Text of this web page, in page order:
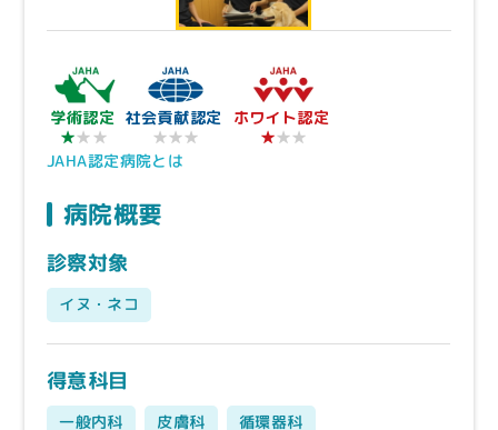
学術認定
★★★
社会貢献認定
★★★
ホワイト認定
★★★
JAHA認定病院とは
病院概要
診察対象
イヌ・ネコ
得意科目
一般内科 皮膚科 循環器科